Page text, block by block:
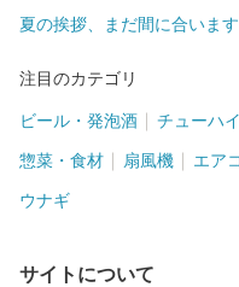
夏の挨拶、まだ間に合います
注目のカテゴリ
ビール・発泡酒 チューハイ
惣菜・食材 扇風機 エア
ウナギ
サイトについて